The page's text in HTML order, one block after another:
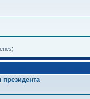
президента